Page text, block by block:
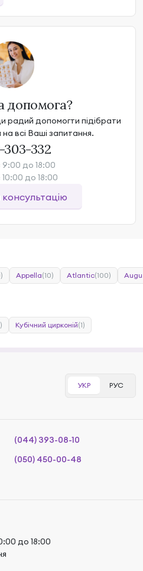
допомога?
радий допомогти підібрати
на всі Ваші запитання.
303-332
9:00 до 18:00
10:00 до 18:00
Appella(10) Atlantic(100)
Кубічний цирконій(1)
УКР РУС
(044) 393-08-10
(050) 450-00-48
до 18:00